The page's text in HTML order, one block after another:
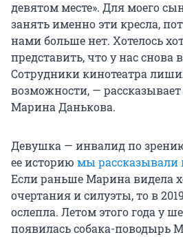
девятом месте». Для моего
занять именно эти кресла,
нами больше нет. Хотелось
представить, что у нас снова
Сотрудники кинотеатра
возможности, —
Марина Данькова.
Девушка — инвалид по зрению
ее историю мы рассказывали
Если раньше Марина видела
очертания и силуэты, то в
ослепла. Летом этого года у
появилась собака-поводырь